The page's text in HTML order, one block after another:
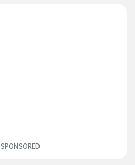
SPONSORED